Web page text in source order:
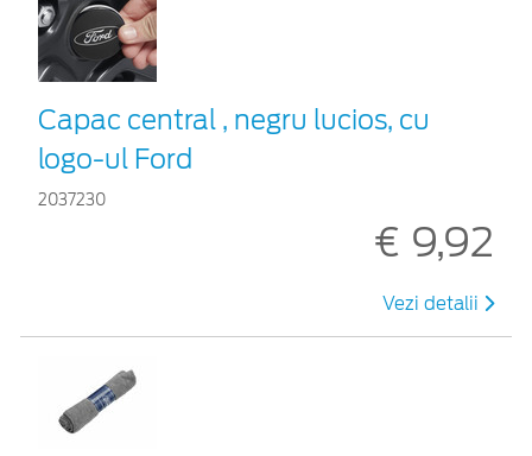
Capac central , negru lucios, cu
logo-ul Ford
2037230
€ 9,92
Vezi detalii